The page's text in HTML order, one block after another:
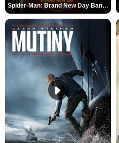
Spider-Man: Brand New Day Bande-annonce VO STFR